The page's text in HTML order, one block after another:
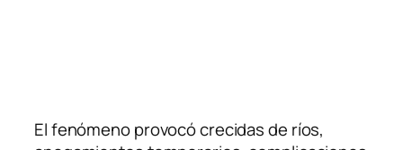
El fenómeno provocó crecidas de ríos,